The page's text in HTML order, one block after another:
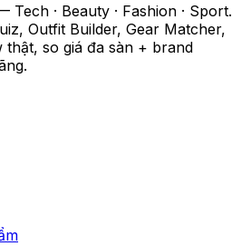
· Beauty · Fashion · Sport.
Outfit Builder, Gear Matcher,
thật, so giá đa sàn + brand